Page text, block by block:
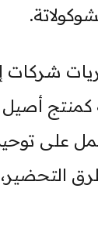
شركات
كمنتج
على